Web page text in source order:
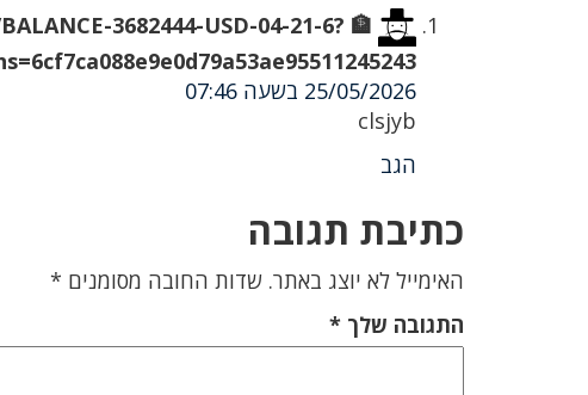
3682444-USD-04-21-6?
🏦
25/05/2026 בשעה 07:46
clsjyb
הגב
כתיבת תגובה
האימייל לא יוצג באתר. שדות החובה מסומנים *
התגובה שלך*